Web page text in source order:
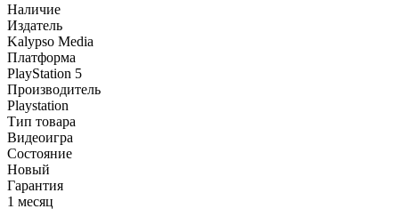
Наличие
Издатель
Kalypso Media
Платформа
PlayStation 5
Производитель
Playstation
Тип товара
Видеоигра
Состояние
Новый
Гарантия
1 месяц